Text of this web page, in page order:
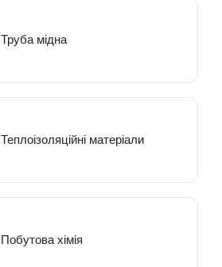
Труба мідна
Теплоізоляційні матеріали
Побутова хімія